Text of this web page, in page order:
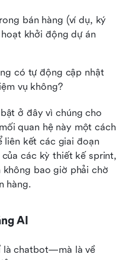
bán hàng (ví dụ, ký
khởi động dự án
có tự động cập nhật
vụ không?
ở đây vì chúng cho
quan hệ này một cách
liên kết các giai đoạn
các kỳ thiết kế sprint,
bao giờ phải chờ
hàng.
AI
là chatbot—mà là về